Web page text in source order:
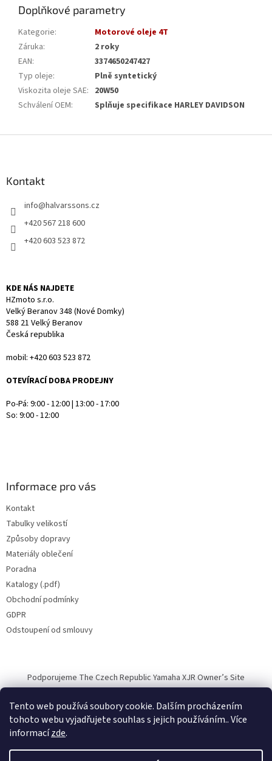
Tento web používá soubory cookie. Dalším procházením
tohoto webu vyjadřujete souhlas s jejich používáním.. Více
informacízde.
Doplňkové parametry
Kategorie:
Motorové oleje 4T
Záruka:
2 roky
EAN:
3374650247427
Typ oleje:
Plně syntetický
Viskozita oleje SAE: 20W50
Schválení OEM: Splňuje specifikace HARLEY DAVIDSON
Kontakt
info@halvarssons.cz
+420 567 218 600
+420 603 523 872
KDE NÁS NAJDETE
HZmoto s.r.o.
Velký Beranov 348 (Nové Domky)
588 21 Velký Beranov
Česká republika
mobil: +420 603 523 872
OTEVÍRACÍ DOBA PRODEJNY
Po-Pá: 9:00 - 12:00 | 13:00 - 17:00
So: 9:00 - 12:00
Informace pro vás
Kontakt
Tabulky velikostí
Způsoby dopravy
Materiály oblečení
Poradna
Katalogy (.pdf)
Obchodní podmínky
GDPR
Odstoupení od smlouvy
Podporujeme The Czech Republic Yamaha XJR Owner’s Site